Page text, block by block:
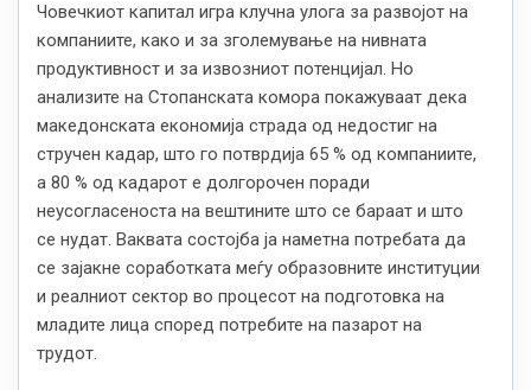
Човечкиот капитал игра клучна улога за развојот на
компаниите, како и за зголемување на нивната
продуктивност и за извозниот потенцијал. Но
анализите на Стопанската комора покажуваат дека
македонската економија страда од недостиг на
стручен кадар, што го потврдија 65 % од компаниите,
а 80 % од кадарот е долгорочен поради
неусогласеноста на вештините што се бараат и што
се нудат. Ваквата состојба ја наметна потребата да
се зајакне соработката меѓу образовните институции
и реалниот сектор во процесот на подготовка на
младите лица според потребите на пазарот на
трудот.